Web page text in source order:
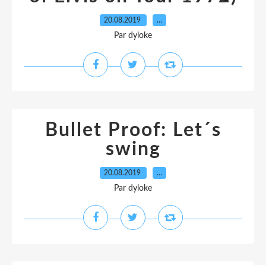
20.08.2019 …
Par dyloke
Bullet Proof: Let´s
swing
20.08.2019 …
Par dyloke